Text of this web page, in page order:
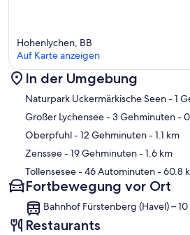
Karte
Hohenlychen, BB
Auf Karte anzeigen
In der Umgebung
Naturpark Uckermärkische Seen- 1
Großer Lychensee- 3 Gehminuten-
Oberpfuhl- 12 Gehminuten- 1.1 km
Zenssee- 19 Gehminuten- 1.6 km
Tollensesee- 46 Autominuten- 60.8
Fortbewegung vor Ort
Bahnhof Fürstenberg (Havel) –
Restaurants